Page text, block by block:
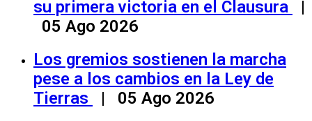
su primera victoria en el Clausura
|
05 Ago 2026
Los gremios sostienen la marcha
pese a los cambios en la Ley de
Tierras
| 05 Ago 2026